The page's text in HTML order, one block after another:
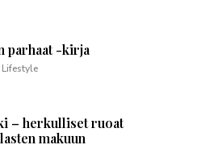
parhaat -kirja
– herkulliset ruoat
makuun